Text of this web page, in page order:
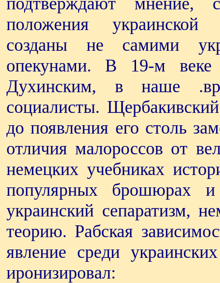
положения украинской
созданы не самими
опекунами. В 19-м
Духинским, в наше
социалисты.
до появления его столь
отличия малороссов от
немецких учебниках
популярных брошюрах
украинский сепаратизм,
теорию. Рабская
явление среди
иронизировал: